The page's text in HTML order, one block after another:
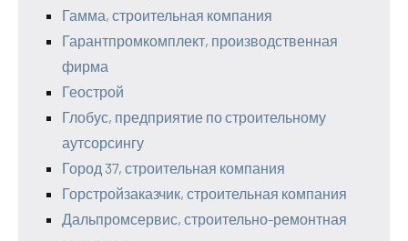
Гамма, строительная компания
Гарантпромкомплект, производственная
фирма
Геострой
Глобус, предприятие по строительному
аутсорсингу
Город 37, строительная компания
Горстройзаказчик, строительная компания
Дальпромсервис, строительно-ремонтная